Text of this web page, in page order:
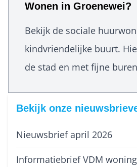
Wonen in Groenewei?
Bekijk de sociale
kindvriendelijke buurt.
de stad en met fijne
Bekijk onze
Nieuwsbrief april 2026
Informatiebrief VDM